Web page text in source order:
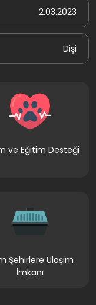
2.03.2023
Dişi
ve Eğitim Desteği
Şehirlere Ulaşım
İmkanı